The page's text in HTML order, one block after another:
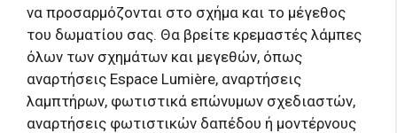
να προσαρμόζονται στο σχήμα και το μέγεθος
του δωματίου σας. Θα βρείτε κρεμαστές λάμπες
όλων των σχημάτων και μεγεθών, όπως
αναρτήσεις Espace Lumière, αναρτήσεις
λαμπτήρων, φωτιστικά επώνυμων σχεδιαστών,
αναρτήσεις φωτιστικών δαπέδου ή μοντέρνους